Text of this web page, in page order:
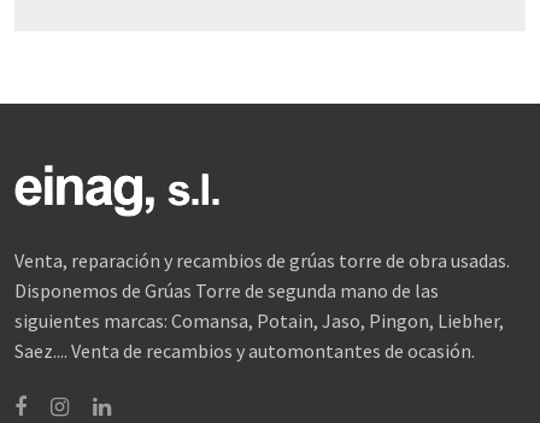
Venta, reparación y recambios de grúas torre de obra usadas.
Disponemos de Grúas Torre de segunda mano de las
siguientes marcas: Comansa, Potain, Jaso, Pingon, Liebher,
Saez.... Venta de recambios y automontantes de ocasión.
Facebook
InstagramLinkedin